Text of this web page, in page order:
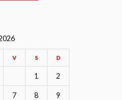
V S D
1 2
7 8 9